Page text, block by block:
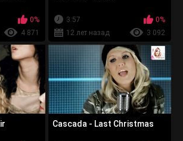
0%
4 871
3:57
0%
12 лет назад
3 092
Cascada - Last Christmas